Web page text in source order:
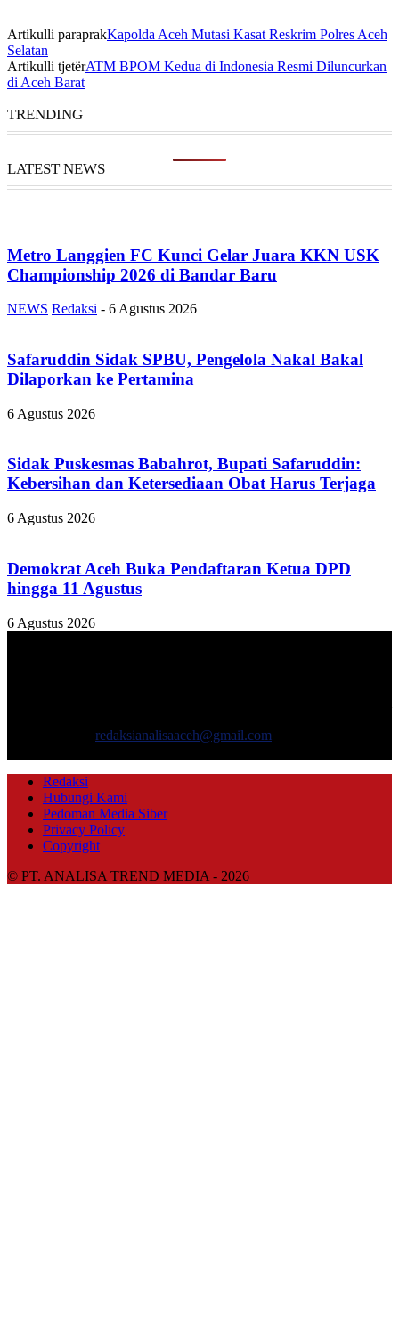
Artikulli paraprakKapolda Aceh Mutasi Kasat Reskrim Polres Aceh
Selatan
Artikulli tjetërATM BPOM Kedua di Indonesia Resmi Diluncurkan
di Aceh Barat
TRENDING
LATEST NEWS
Metro Langgien FC Kunci Gelar Juara KKN USK
Championship 2026 di Bandar Baru
NEWS Redaksi - 6 Agustus 2026
Safaruddin Sidak SPBU, Pengelola Nakal Bakal
Dilaporkan ke Pertamina
6 Agustus 2026
Sidak Puskesmas Babahrot, Bupati Safaruddin:
Kebersihan dan Ketersediaan Obat Harus Terjaga
6 Agustus 2026
Demokrat Aceh Buka Pendaftaran Ketua DPD
hingga 11 Agustus
6 Agustus 2026
redaksianalisaaceh@gmail.com
Redaksi
Hubungi Kami
Pedoman Media Siber
Privacy Policy
Copyright
© PT. ANALISA TREND MEDIA - 2026